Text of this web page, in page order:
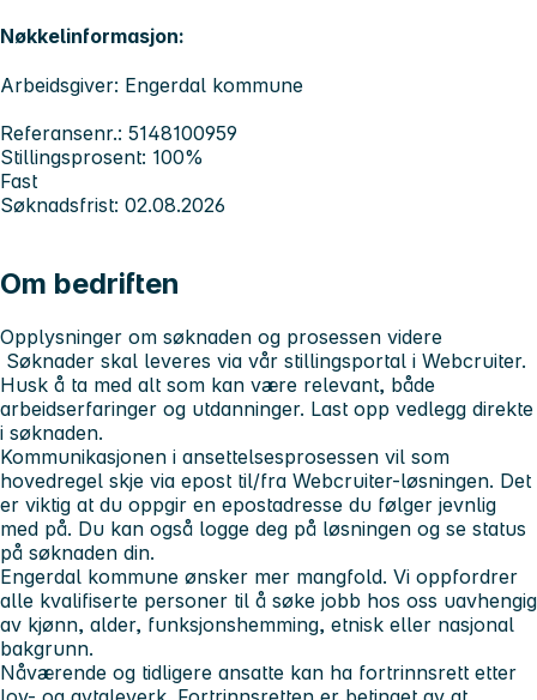
Nøkkelinformasjon:
Arbeidsgiver: Engerdal kommune
Referansenr.: 5148100959
Stillingsprosent: 100%
Fast
Søknadsfrist: 02.08.2026
Om bedriften
Opplysninger om søknaden og prosessen videre
Søknader skal leveres via vår stillingsportal i Webcruiter.
Husk å ta med alt som kan være relevant, både
arbeidserfaringer og utdanninger. Last opp vedlegg direkte
i søknaden.
Kommunikasjonen i ansettelsesprosessen vil som
hovedregel skje via epost til/fra Webcruiter-løsningen. Det
er viktig at du oppgir en epostadresse du følger jevnlig
med på. Du kan også logge deg på løsningen og se status
på søknaden din.
Engerdal kommune ønsker mer mangfold. Vi oppfordrer
alle kvalifiserte personer til å søke jobb hos oss uavhengig
av kjønn, alder, funksjonshemming, etnisk eller nasjonal
bakgrunn.
Nåværende og tidligere ansatte kan ha fortrinnsrett etter